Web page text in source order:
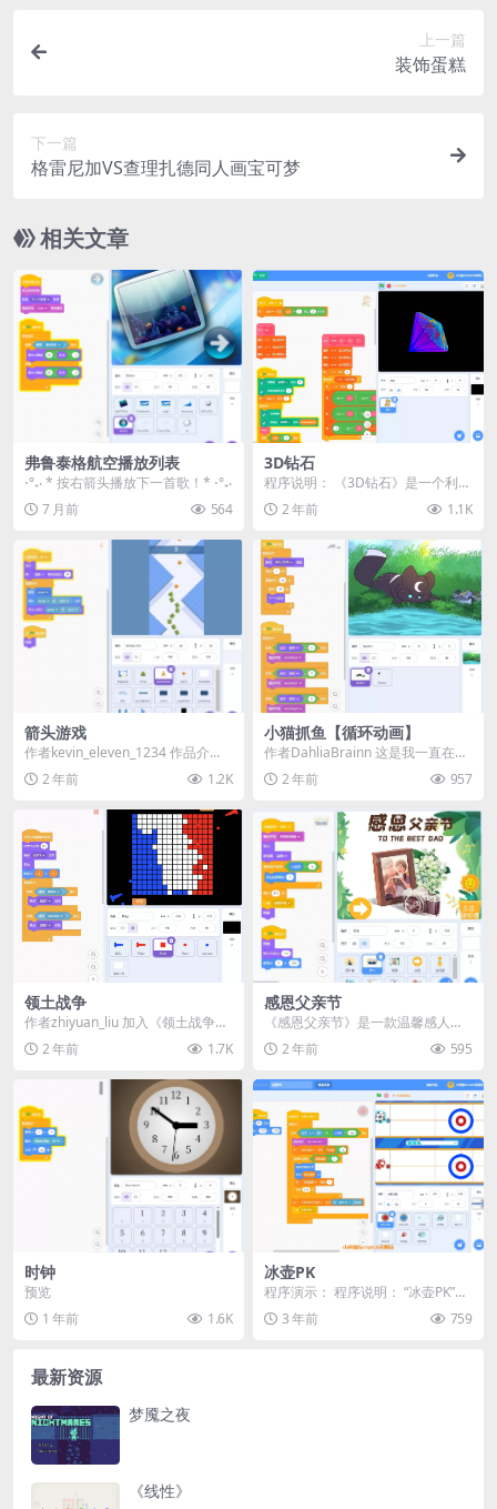
上一篇
装饰蛋糕
下一篇
格雷尼加VS查理扎德同人画宝可梦
相关文章
弗鲁泰格航空播放列表
⋅°₊‧ * 按右箭头播放下一首歌！* ⋅°₊‧
7 月前
564
3D钻石
程序说明： 《3D钻石》是一个利用
Scratch平台创作的独特艺术作品。
此程序在...
2 年前 1.1K
箭头游戏
作者kevin_eleven_1234 作品介
绍： 箭头游戏是一款移动端友好小
游...2 年前 1.2K
小猫抓鱼【循环动画】
作者DahliaBrainn 这是我一直在制
作的小动画！ 总共花了大约4个小
时完...2 年前 957
领土战争
作者zhiyuan_liu 加入《领土战争》
的激烈对决！让你和朋友一起体验
刺激的...
2 年前 1.7K
感恩父亲节
《感恩父亲节》是一款温馨感人的S
cratch教育作品，通过简单的编程
操作，让孩子...
2 年前 595
时钟
预览
1 年前
1.6K
冰壶PK
程序演示： 程序说明： “冰壶PK”是
一个基于Scratch编程平台的冰壶游
戏。...3 年前 759
最新资源
梦魇之夜
《线性》